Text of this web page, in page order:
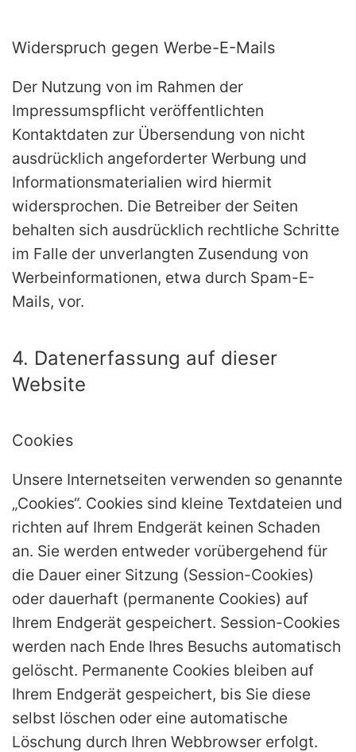
Widerspruch gegen Werbe-E-Mails
Der Nutzung von im Rahmen der
Impressumspflicht veröffentlichten
Kontaktdaten zur Übersendung von nicht
ausdrücklich angeforderter Werbung und
Informationsmaterialien wird hiermit
widersprochen. Die Betreiber der Seiten
behalten sich ausdrücklich rechtliche Schritte
im Falle der unverlangten Zusendung von
Werbeinformationen, etwa durch Spam-E-
Mails, vor.
4. Datenerfassung auf dieser
Website
Cookies
Unsere Internetseiten verwenden so genannte
„Cookies“. Cookies sind kleine Textdateien und
richten auf Ihrem Endgerät keinen Schaden
an. Sie werden entweder vorübergehend für
die Dauer einer Sitzung (Session-Cookies)
oder dauerhaft (permanente Cookies) auf
Ihrem Endgerät gespeichert. Session-Cookies
werden nach Ende Ihres Besuchs automatisch
gelöscht. Permanente Cookies bleiben auf
Ihrem Endgerät gespeichert, bis Sie diese
selbst löschen oder eine automatische
Löschung durch Ihren Webbrowser erfolgt.